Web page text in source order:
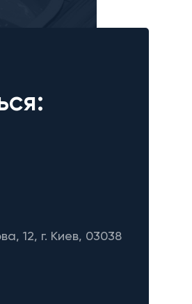
12, г. Киев, 03038